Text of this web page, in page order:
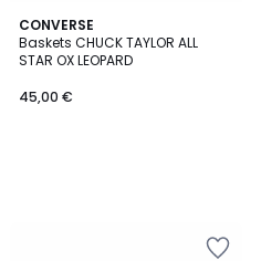
CONVERSE
Baskets CHUCK TAYLOR ALL
STAR OX LEOPARD
45,00 €